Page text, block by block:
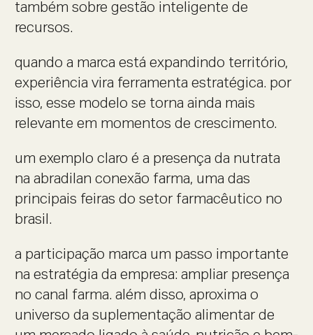
também sobre gestão inteligente de
recursos.
quando a marca está expandindo território,
experiência vira ferramenta estratégica. por
isso, esse modelo se torna ainda mais
relevante em momentos de crescimento.
um exemplo claro é a presença da nutrata
na abradilan conexão farma, uma das
principais feiras do setor farmacêutico no
brasil.
a participação marca um passo importante
na estratégia da empresa: ampliar presença
no canal farma. além disso, aproxima o
universo da suplementação alimentar de